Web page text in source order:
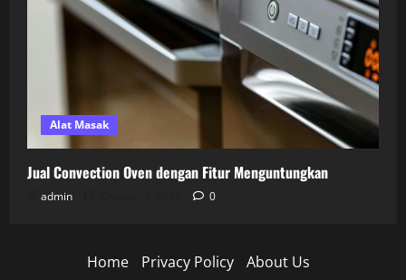
Alat Masak
Jual Convection Oven dengan Fitur Menguntungkan
admin 0
Home Privacy Policy About Us